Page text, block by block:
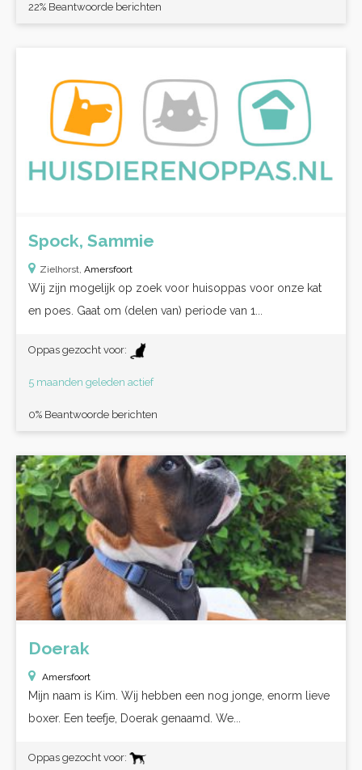
22% Beantwoorde berichten
Spock, Sammie
Zielhorst, Amersfoort
Wij zijn mogelijk op zoek voor huisoppas voor onze kat
en poes. Gaat om (delen van) periode van 1...
Oppas gezocht voor:
5 maanden geleden actief
0% Beantwoorde berichten
Doerak
Amersfoort
Mijn naam is Kim. Wij hebben een nog jonge, enorm lieve
boxer. Een teefje, Doerak genaamd. We...
Oppas gezocht voor: